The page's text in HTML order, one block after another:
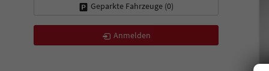
Geparkte Fahrzeuge (0)
Anmelden